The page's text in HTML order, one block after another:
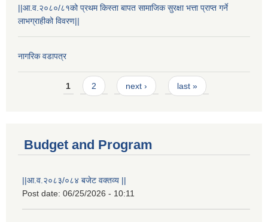
||आ.व.२०८०/८१को प्रथम किस्ता बापत सामाजिक सुरक्षा भत्ता प्राप्त गर्ने
लाभग्राहीको विवरण||
नागरिक वडापत्र
Pages1 2 next › last »
Budget and Program
||आ.व.२०८३/०८४ बजेट वक्तव्य ||
Post date: 06/25/2026 - 10:11